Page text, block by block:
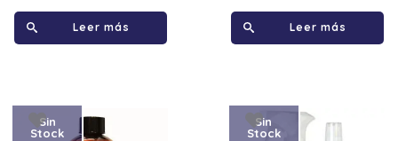
Leer más Leer más
Sin
Stock
Sin
Stock